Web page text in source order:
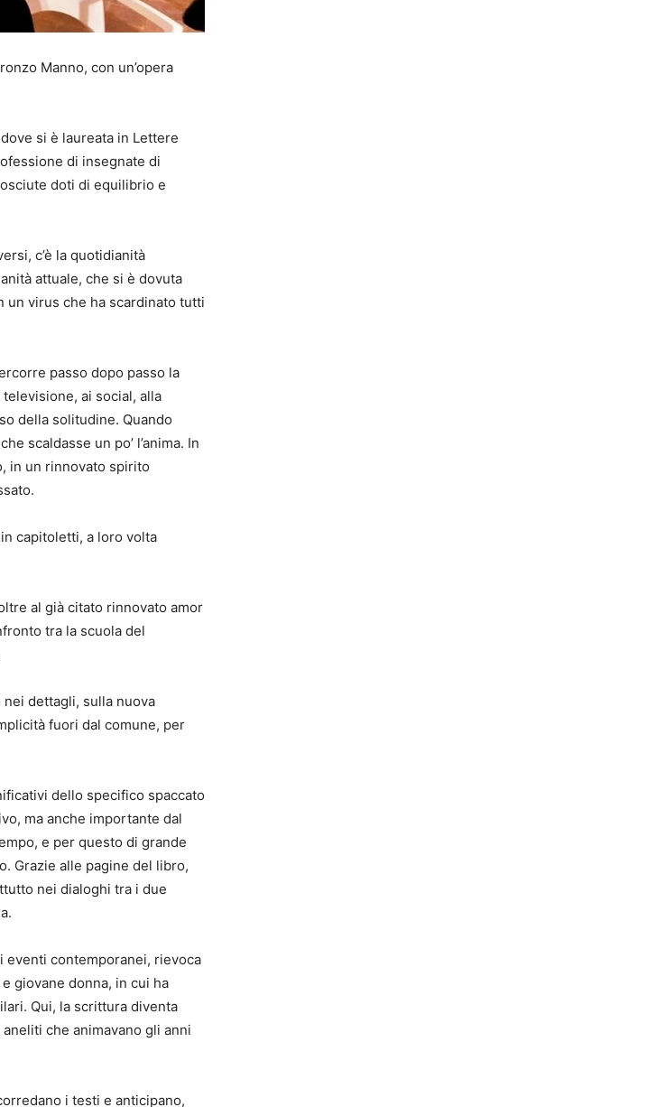
Manno, con un’opera
si è laureata in Lettere
di insegnate di
doti di equilibrio e
c’è la quotidianità
attuale, che si è dovuta
un virus che ha scardinato tutti
passo dopo passo la
ai social, alla
della solitudine. Quando
scaldasse un po’ l’anima. In
in un rinnovato spirito
capitoletti, a loro volta
al già citato rinnovato amor
tra la scuola del
dettagli, sulla nuova
fuori dal comune, per
dello specifico spaccato
ma anche importante dal
e per questo di grande
Grazie alle pagine del libro,
nei dialoghi tra i due
eventi contemporanei, rievoca
giovane donna, in cui ha
Qui, la scrittura diventa
che animavano gli anni
i testi e anticipano,